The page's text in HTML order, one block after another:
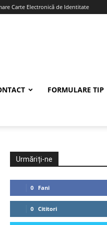
Carte Electronică de Identitate
FORMULARE TIP
Urmăriți-ne
0 Fani
0 Cititori